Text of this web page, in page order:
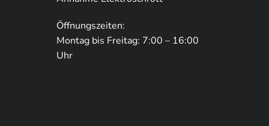
Öffnungszeiten:
Montag bis Freitag: 7:00 – 16:00
Uhr